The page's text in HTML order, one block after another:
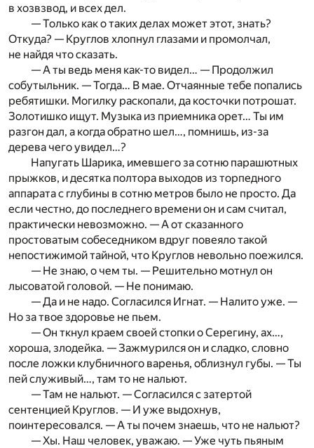
в хозвзвод, и всех дел.
— Только как о таких делах может этот, знать?
Откуда? — Круглов хлопнул глазами и промолчал,
не найдя что сказать.
— А ты ведь меня как-то видел… — Продолжил
собутыльник. — Тогда… В мае. Отчаянные тебе попались
ребятишки. Могилку раскопали, да косточки потрошат.
Золотишко ищут. Музыка из приемника орет… Ты им
разгон дал, а когда обратно шел…, помнишь, из-за
дерева чего увидел…?
Напугать Шарика, имевшего за сотню парашютных
прыжков, и десятка полтора выходов из торпедного
аппарата с глубины в сотню метров было не просто. Да
если честно, до последнего времени он и сам считал,
практически невозможно. — А от сказанного
простоватым собеседником вдруг повеяло такой
непостижимой тайной, что Круглов невольно поежился.
— Не знаю, о чем ты. — Решительно мотнул он
лысоватой головой. — Не понимаю.
— Да и не надо. Согласился Игнат. — Налито уже. —
Но за твое здоровье не пьем.
— Он ткнул краем своей стопки о Серегину, ах…,
хороша, злодейка. — Зажмурился он и сладко, словно
после ложки клубничного варенья, облизнул губы. — Ты
пей служивый…, там то не нальют.
— Там не нальют. — Согласился с затертой
сентенцией Круглов. — И уже выдохнув,
поинтересовался. — А ты почем знаешь, что не нальют?
— Хы. Наш человек, уважаю. — Уже чуть пьяным